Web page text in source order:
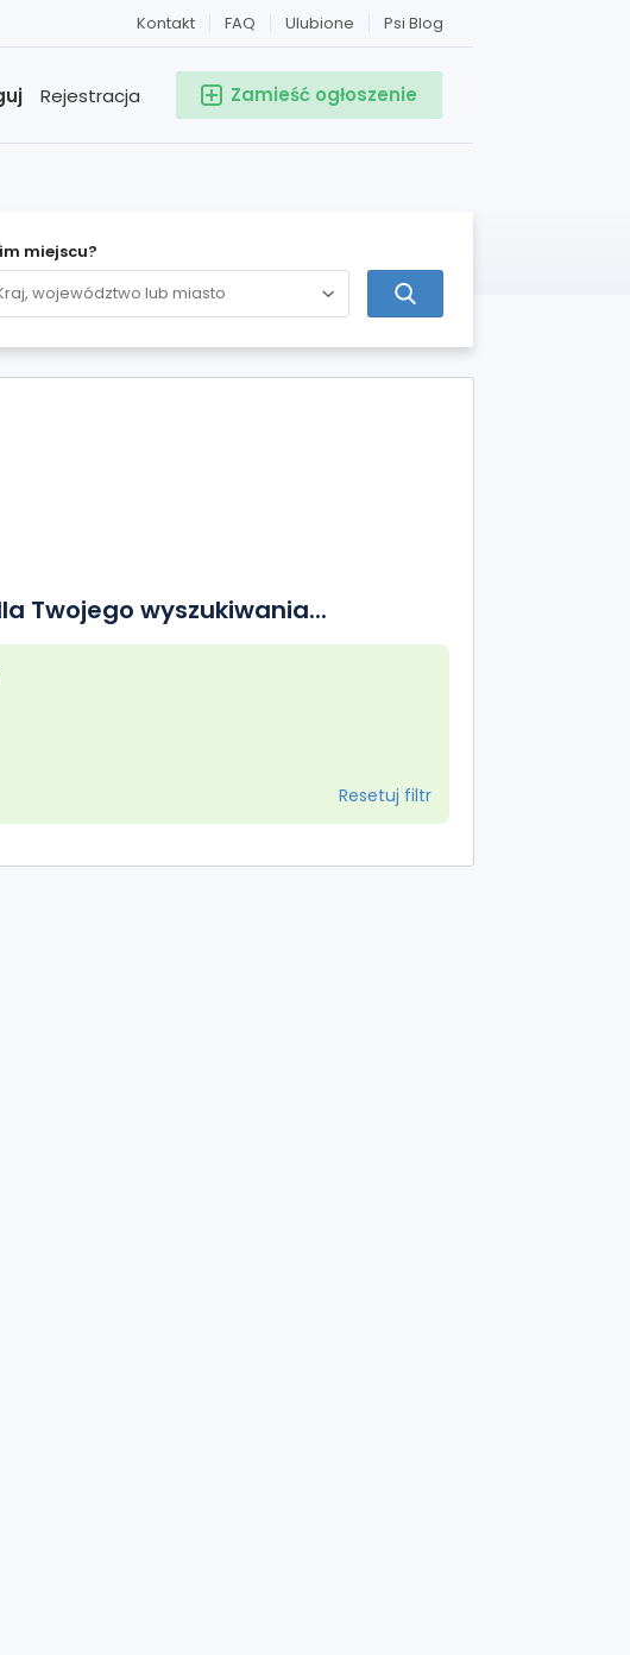
Psi Blog
Ulubione
FAQ
Kontakt
Zamieść ogłoszenie
Rejestracja
miejscu?
Twojego wyszukiwania...
Resetuj filtr